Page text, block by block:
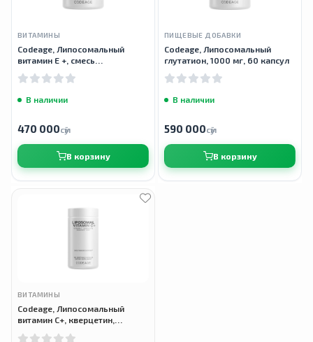
ВИТАМИНЫ
Codeage, Липосомальный
витамин E +, смесь
токоферолов, 90 капсул
В наличии
470 000сӯм
В корзину
ПИЩЕВЫЕ ДОБАВКИ
Codeage, Липосомальный
глутатион, 1000 мг, 60 капсул
В наличии
590 000сӯм
В корзину
ВИТАМИНЫ
Codeage, Липосомальный
витамин C+, кверцетин,